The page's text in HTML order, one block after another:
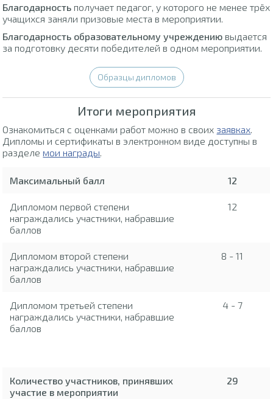
Благодарность получает педагог, у которого не менее трёх
учащихся заняли призовые места в мероприятии.
Благодарность образовательному учреждению выдается
за подготовку десяти победителей в одном мероприятии.
Образцы дипломов
Итоги мероприятия
Ознакомиться с оценками работ можно в своих заявках.
Дипломы и сертификаты в электронном виде доступны в
разделемои награды.
Максимальный балл 12
Дипломом первой степени
награждались участники, набравшие
баллов
12
Дипломом второй степени
награждались участники, набравшие
баллов
8 - 11
Дипломом третьей степени
награждались участники, набравшие
баллов
4 - 7
Количество участников, принявших
участие в мероприятии
29